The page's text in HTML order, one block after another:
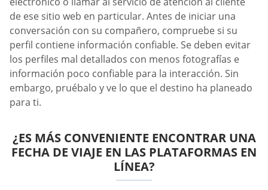
de ese sitio web en particular. Antes de iniciar una
conversación con su compañero, compruebe si su
perfil contiene información confiable. Se deben evitar
los perfiles mal detallados con menos fotografías e
información poco confiable para la interacción. Sin
embargo, pruébalo y ve lo que el destino ha planeado
para ti.
¿ES MÁS CONVENIENTE ENCONTRAR UNA
FECHA DE VIAJE EN LAS PLATAFORMAS EN
LÍNEA?